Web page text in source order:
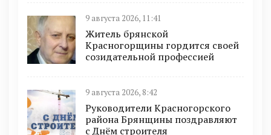
9 августа 2026, 11:41
Житель брянской
Красногорщины гордится своей
созидательной профессией
9 августа 2026, 8:42
Руководители Красногорского
района Брянщины поздравляют
с Днём строителя